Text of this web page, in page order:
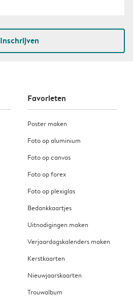
Inschrijven
Favorieten
Poster maken
Foto op aluminium
Foto op canvas
Foto op forex
Foto op plexiglas
Bedankkaartjes
Uitnodigingen maken
Verjaardagskalenders maken
Kerstkaarten
Nieuwjaarskaarten
Trouwalbum